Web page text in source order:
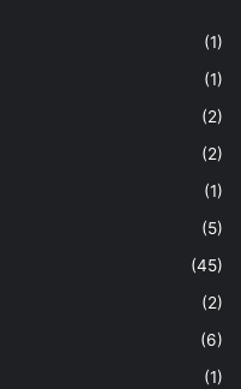
(1)
(1)
(2)
(2)
(1)
(5)
(45)
(2)
(6)
(1)